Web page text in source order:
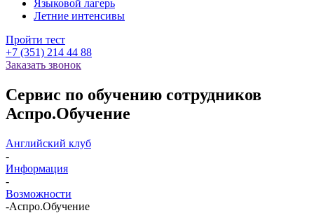
Языковой лагерь
Летние интенсивы
Пройти тест
+7 (351) 214 44 88
Заказать звонок
Сервис по обучению сотрудников
Аспро.Обучение
Английский клуб
-
Информация
-
Возможности
-Аспро.Обучение